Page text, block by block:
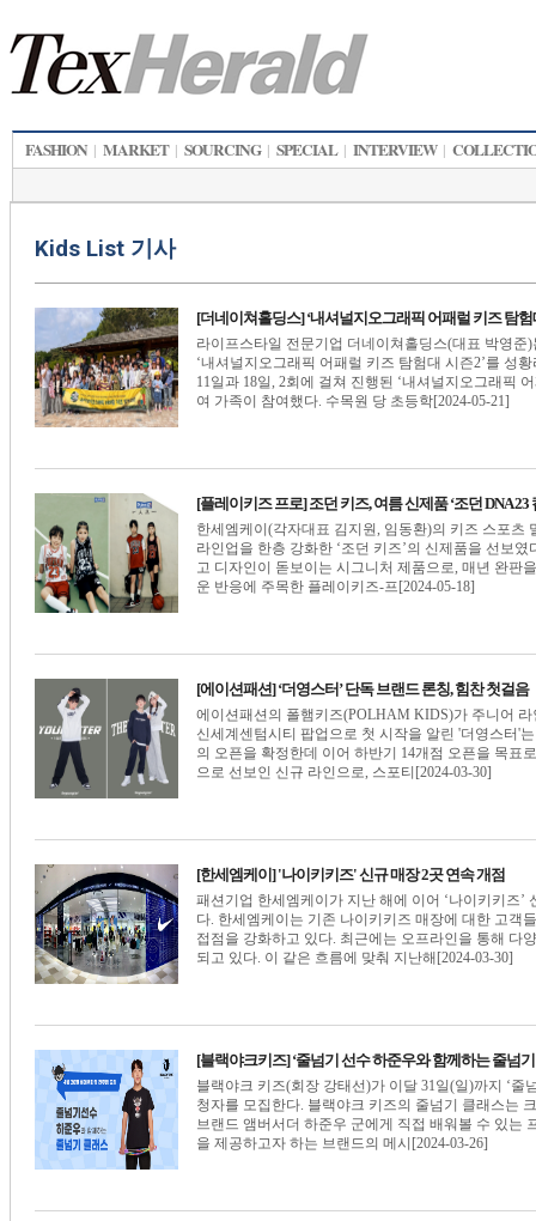
FASHION | MARKET | SOURCING | SPECIAL | INTERVIEW |
Kids List 기사
[더네이쳐홀딩스] ‘내셔널지오그래픽 어패럴 키즈 탐험
라이프스타일 전문기업 더네이쳐홀딩스(대표 박영
‘내셔널지오그래픽 어패럴 키즈 탐험대 시즌2’를 성
11일과 18일, 2회에 걸쳐 진행된 ‘내셔널지오그래픽
여 가족이 참여했다. 수목원 당 초등학[2024-05-21]
[플레이키즈 프로] 조던 키즈, 여름 신제품 ‘조던 DNA 23
한세엠케이(각자대표 김지원, 임동환)의 키즈 스포츠
라인업을 한층 강화한 ‘조던 키즈’의 신제품을 선보
고 디자인이 돋보이는 시그니처 제품으로, 매년 완판
운 반응에 주목한 플레이키즈-프[2024-05-18]
[에이션패션] ‘더영스터’ 단독 브랜드 론칭, 힘찬 첫걸음
에이션패션의 폴햄키즈(POLHAM KIDS)가 주니어
신세계센텀시티 팝업으로 첫 시작을 알린 '더영스터'
의 오픈을 확정한데 이어 하반기 14개점 오픈을 목표
으로 선보인 신규 라인으로, 스포티[2024-03-30]
[한세엠케이] '나이키키즈' 신규 매장 2곳 연속 개점
패션기업 한세엠케이가 지난 해에 이어 ‘나이키키즈
다. 한세엠케이는 기존 나이키키즈 매장에 대한 고객
접점을 강화하고 있다. 최근에는 오프라인을 통해 다
되고 있다. 이 같은 흐름에 맞춰 지난해[2024-03-30]
[블랙야크키즈] ‘줄넘기 선수 하준우와 함께하는 줄넘
블랙야크 키즈(회장 강태선)가 이달 31일(일)까지 ‘
청자를 모집한다. 블랙야크 키즈의 줄넘기 클래스는
브랜드 앰버서더 하준우 군에게 직접 배워볼 수 있는
을 제공하고자 하는 브랜드의 메시[2024-03-26]